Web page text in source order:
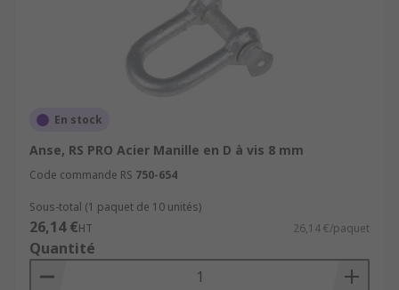
En stock
Anse, RS PRO Acier Manille en D à vis 8 mm
Code commande RS 750-654
Sous-total (1 paquet de 10 unités)
26,14 €HT 26,14 €/paquet
Quantité